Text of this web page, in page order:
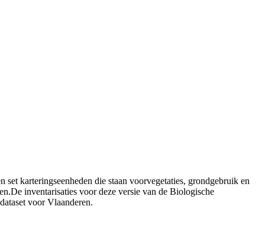
karteringseenheden die staan voorvegetaties, grondgebruik en
inventarisaties voor deze versie van de Biologische
voor Vlaanderen.